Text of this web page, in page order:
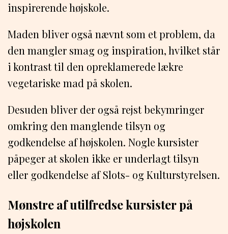
inspirerende højskole.
Maden bliver også nævnt som et problem, da
den mangler smag og inspiration, hvilket står
i kontrast til den opreklamerede lækre
vegetariske mad på skolen.
Desuden bliver der også rejst bekymringer
omkring den manglende tilsyn og
godkendelse af højskolen. Nogle kursister
påpeger at skolen ikke er underlagt tilsyn
eller godkendelse af Slots- og Kulturstyrelsen.
Mønstre af utilfredse kursister på
højskolen